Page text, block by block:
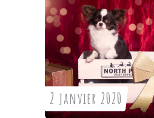
2 janvier 2020